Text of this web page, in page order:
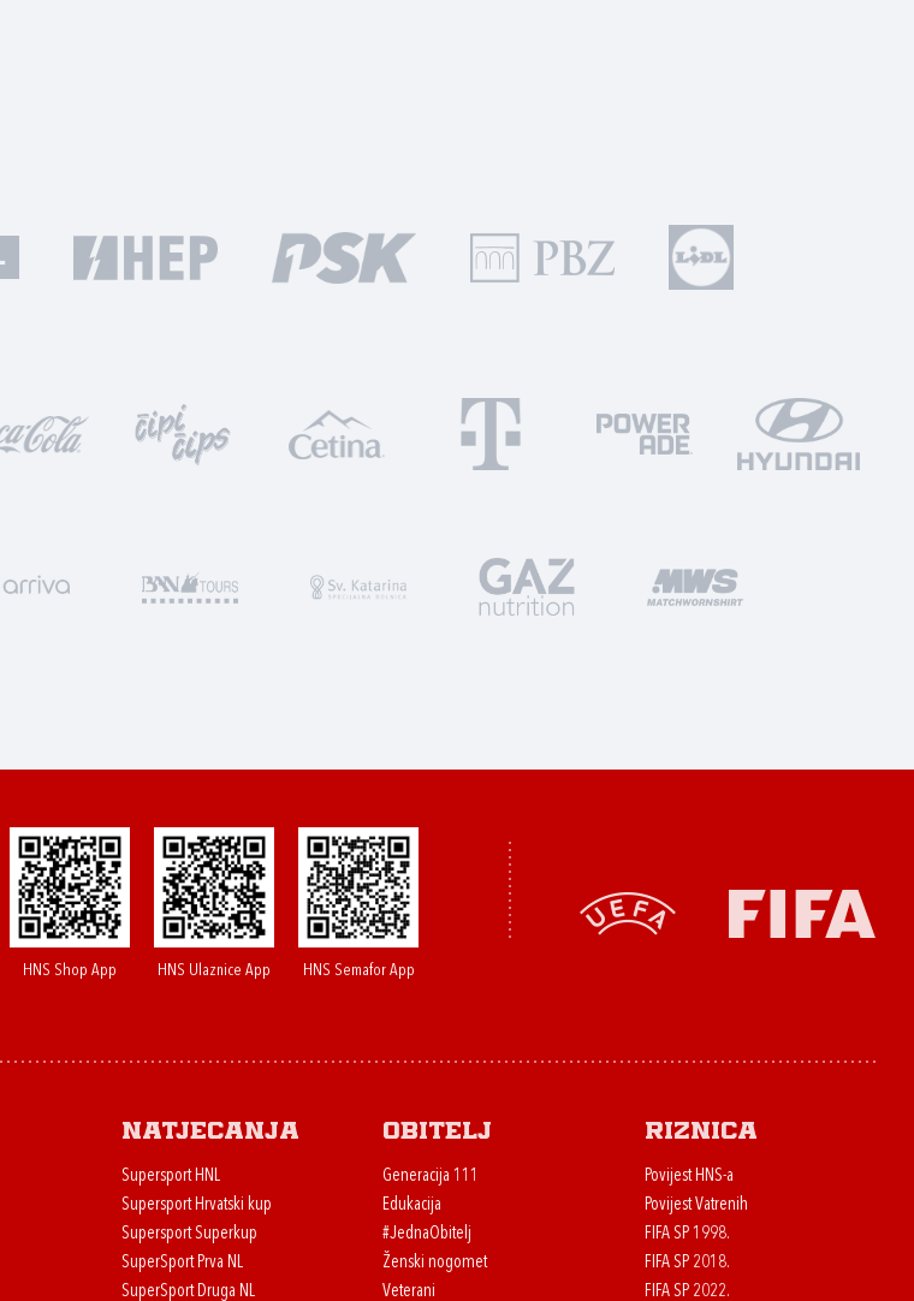
HNS Shop App HNS Ulaznice App HNS Semafor App
Natjecanja
Supersport HNL
Supersport Hrvatski kup
Supersport Superkup
SuperSport Prva NL
SuperSport Druga NL
Obitelj
Generacija 111
Edukacija
#JednaObitelj
Ženski nogomet
Veterani
Riznica
Povijest HNS-a
Povijest Vatrenih
FIFA SP 1998.
FIFA SP 2018.
FIFA SP 2022.